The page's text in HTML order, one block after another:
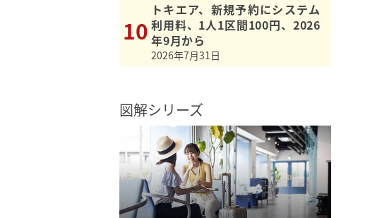
トキエア、新規予約にシステム
利用料、1人1区間100円、2026
年9月から
2026年7月31日
図解シリーズ